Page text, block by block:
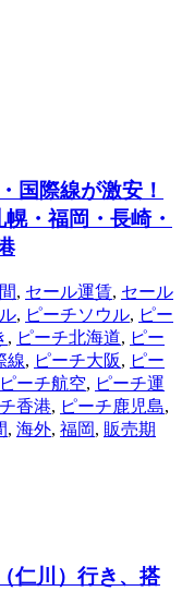
国際線が激安！
・福岡・長崎・
, セール運賃, セール
, ピーチソウル, ピー
, ピーチ北海道, ピー
線, ピーチ大阪, ピー
ピーチ航空, ピーチ運
香港, ピーチ鹿児島,
, 海外, 福岡, 販売期
仁川）行き、搭